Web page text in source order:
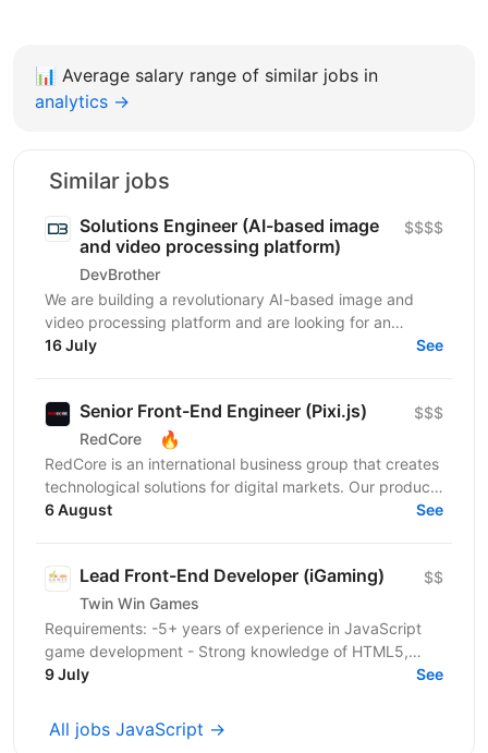
📊 Average salary range of similar jobs in
analytics →
Similar jobs
Solutions Engineer (AI-based image
and video processing platform)
DevBrother
$$$$
We are building a revolutionary AI-based image and
video processing platform and are looking for an
Integrations Engineer to help expand our customer
16 July See
Senior Front-End Engineer (Pixi.js)
RedCore 🔥
$$$
RedCore is an international business group that creates
technological solutions for digital markets. Our products
and services cover fintech, marketing,...
6 August See
Lead Front-End Developer (iGaming)
Twin Win Games
$$
Requirements: -5+ years of experience in JavaScript
game development - Strong knowledge of HTML5,
Canvas API, and DOM manipulation -Proven track
9 July See
All jobs JavaScript →